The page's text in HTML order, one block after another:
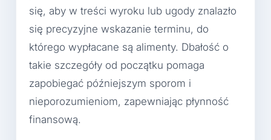
się, aby w treści wyroku lub ugody znalazło
się precyzyjne wskazanie terminu, do
którego wypłacane są alimenty. Dbałość o
takie szczegóły od początku pomaga
zapobiegać późniejszym sporom i
nieporozumieniom, zapewniając płynność
finansową.